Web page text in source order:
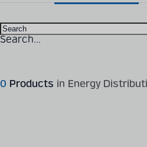
Search...
0 Products in Energy